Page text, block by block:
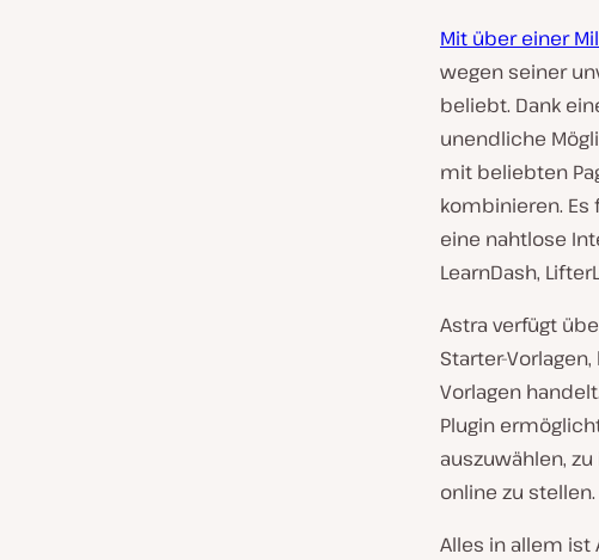
Mit über einer
wegen seiner
beliebt. Dank
unendliche
mit beliebten
kombinieren.
eine nahtlose
LearnDash,
Astra verfügt
Starter-
Vorlagen
Plugin
auszuwählen,
online zu stellen.
Alles in allem ist